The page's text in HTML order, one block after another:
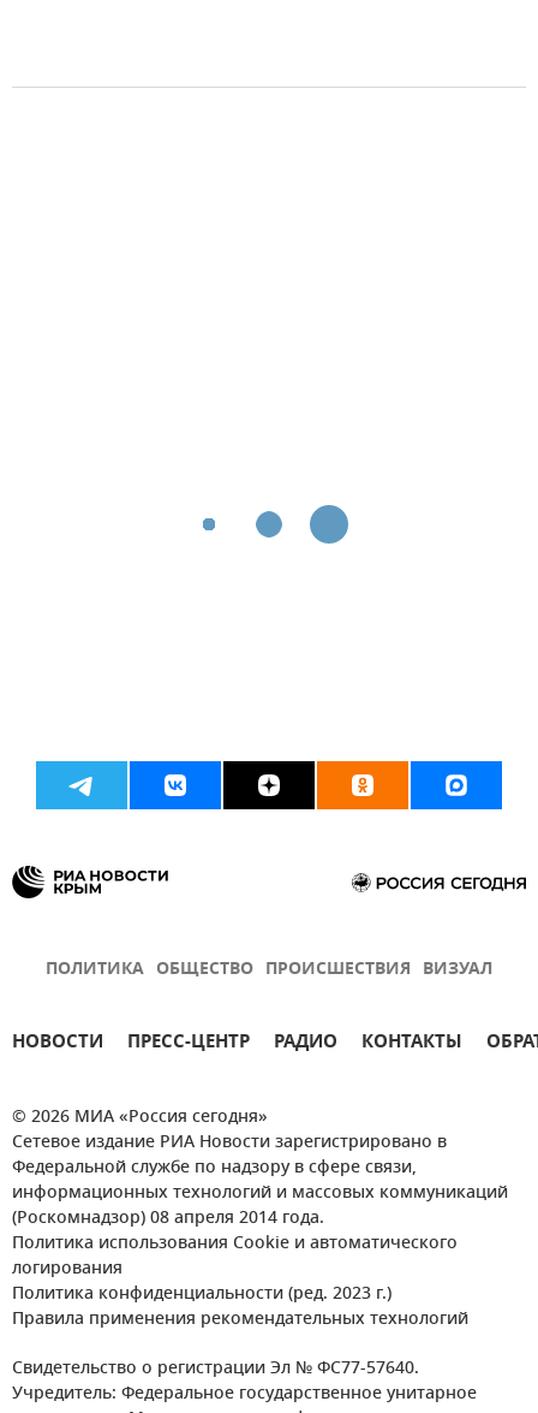
ПОЛИТИКА ОБЩЕСТВО ПРОИСШЕСТВИЯ ВИЗУАЛ
НОВОСТИ ПРЕСС-ЦЕНТР РАДИО КОНТАКТЫ
© 2026 МИА «Россия сегодня»
Сетевое издание РИА Новости зарегистрировано в
Федеральной службе по надзору в сфере связи,
информационных технологий и массовых коммуникаций
(Роскомнадзор) 08 апреля 2014 года.
Политика использования Cookie и автоматического
логирования
Политика конфиденциальности (ред. 2023 г.)
Правила применения рекомендательных технологий
Свидетельство о регистрации Эл № ФС77-57640.
Учредитель: Федеральное государственное унитарное